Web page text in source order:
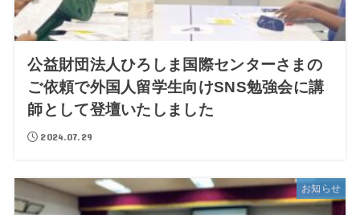
公益財団法人ひろしま国際センターさまの
ご依頼で外国人留学生向けSNS勉強会に講
師として登壇いたしました
2024.07.29
お知らせ